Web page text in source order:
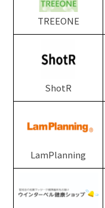
TREEONE
ShotR
LamPlanning